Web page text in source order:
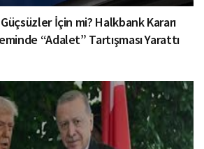
İçin mi? Halkbank Kararı
“Adalet” Tartışması Yarattı